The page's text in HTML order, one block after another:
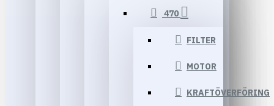
470
FILTER
MOTOR
KRAFTÖVERFÖRING